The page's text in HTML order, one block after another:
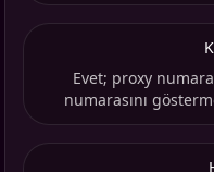
Evet; proxy
numarasını